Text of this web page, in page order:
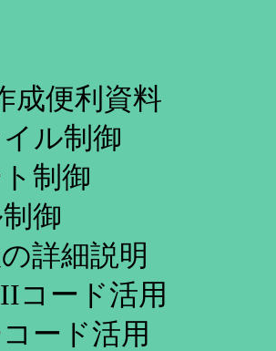
成便利資料
ル制御
制御
御
詳細説明
コード活用
ード活用